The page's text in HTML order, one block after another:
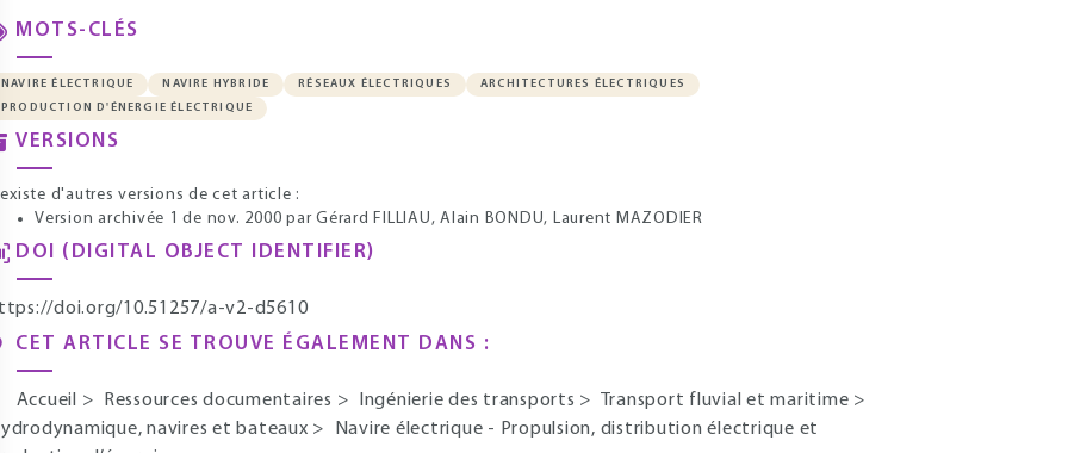
MOTS-CLÉS
NAVIRE ÉLECTRIQUE NAVIRE HYBRIDE RÉSEAUX ÉLECTRIQUES
ARCHITECTURES ÉLECTRIQUES
PRODUCTION D'ÉNERGIE ÉLECTRIQUE
VERSIONS
d'autres versions de cet article :
Version archivée 1 de nov. 2000 par Gérard FILLIAU, Alain BONDU, Laurent MAZODIER
DOI (DIGITAL OBJECT IDENTIFIER)
doi.org/10.51257/a-v2-d5610
CET ARTICLE SE TROUVE ÉGALEMENT DANS :
Accueil > Ressources documentaires > Ingénierie des transports > Transport fluvial et maritime >
navires et bateaux >
Navire électrique - Propulsion, distribution électrique et